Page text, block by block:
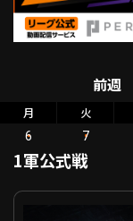
HOME
日程･結果
順位表･成績
前週
月 火
6 7
1軍公式戦
パーソル パ・リーグ公式戦